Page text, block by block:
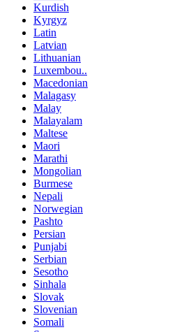
Kurdish
Kyrgyz
Latin
Latvian
Lithuanian
Luxembou..
Macedonian
Malagasy
Malay
Malayalam
Maltese
Maori
Marathi
Mongolian
Burmese
Nepali
Norwegian
Pashto
Persian
Punjabi
Serbian
Sesotho
Sinhala
Slovak
Slovenian
Somali